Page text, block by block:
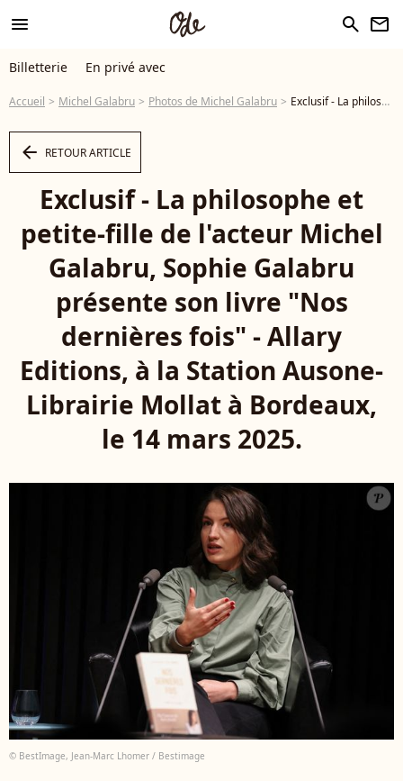
menu search newsletter
Billetterie En privé avec
Accueil Michel Galabru Photos de Michel Galabru Exclusif - La philosophe et petite-fille de l'acteur Michel Galabru, Sophie Galabru présente son livre "Nos dernières fois" - Allary Editions, à la Station Ausone-Librairie Mollat à Bordeaux, le 14 mars 2025. © Jean-Marc Lhomer/Bestimage - Photo
arrow_left RETOUR ARTICLE
Exclusif - La philosophe et
petite-fille de l'acteur Michel
Galabru, Sophie Galabru
présente son livre "Nos
dernières fois" - Allary
Editions, à la Station Ausone-
Librairie Mollat à Bordeaux,
le 14 mars 2025.
© BestImage, Jean-Marc Lhomer / Bestimage